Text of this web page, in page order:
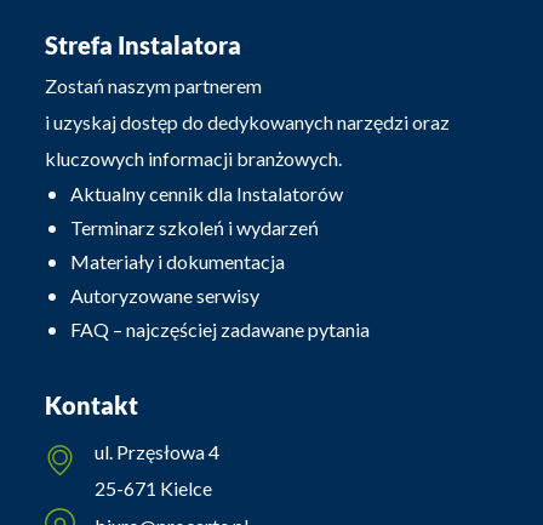
Strefa Instalatora
Zostań naszym partnerem
i uzyskaj dostęp do dedykowanych narzędzi oraz
kluczowych informacji branżowych.
Aktualny cennik dla Instalatorów
Terminarz szkoleń i wydarzeń
Materiały i dokumentacja
Autoryzowane serwisy
FAQ – najczęściej zadawane pytania
Kontakt
ul. Przęsłowa 4
25-671 Kielce